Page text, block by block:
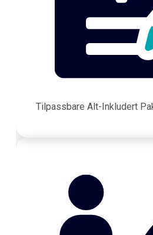
Tilpassbare Alt-Inkludert